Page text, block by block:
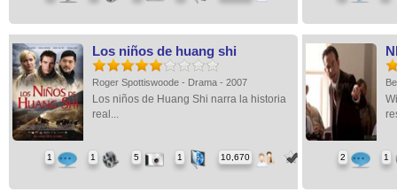
Los niños de huang shi
Roger Spottiswoode - Drama - 2007
Los niños de Huang Shi narra la historia
real...
1 1 5 1 10,670 2 1